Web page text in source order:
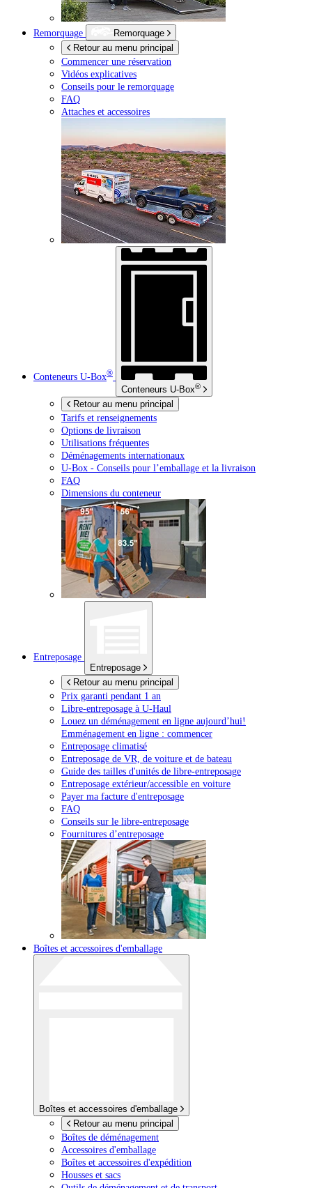
Remorquage
Remorquage
Retour au menu principal
Commencer une réservation
Vidéos explicatives
Conseils pour le remorquage
FAQ
Attaches et accessoires
Conteneurs U-Box®
Conteneurs U-Box®
Retour au menu principal
Tarifs et renseignements
Options de livraison
Utilisations fréquentes
Déménagements internationaux
U-Box - Conseils pour l’emballage et la livraison
FAQ
Dimensions du conteneur
Entreposage
Entreposage
Retour au menu principal
Prix garanti pendant 1 an
Libre-entreposage à U-Haul
Louez un déménagement en ligne aujourd’hui!
Emménagement en ligne : commencer
Entreposage climatisé
Entreposage de VR, de voiture et de bateau
Guide des tailles d'unités de libre-entreposage
Entreposage extérieur/accessible en voiture
Payer ma facture d'entreposage
FAQ
Conseils sur le libre-entreposage
Fournitures d’entreposage
Boîtes et accessoires d'emballage
Boîtes et accessoires d'emballage
Retour au menu principal
Boîtes de déménagement
Accessoires d'emballage
Boîtes et accessoires d'expédition
Housses et sacs